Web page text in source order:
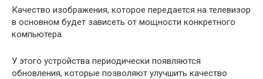
Качество изображения, которое передается на телевизор
в основном будет зависеть от мощности конкретного
компьютера.
У этого устройства периодически появляются
обновления, которые позволяют улучшить качество